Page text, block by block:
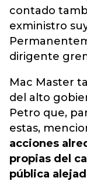
contado
exministro
dirigente
Mac Master
del alto
Petro que,
estas,
acciones
propias del
pública